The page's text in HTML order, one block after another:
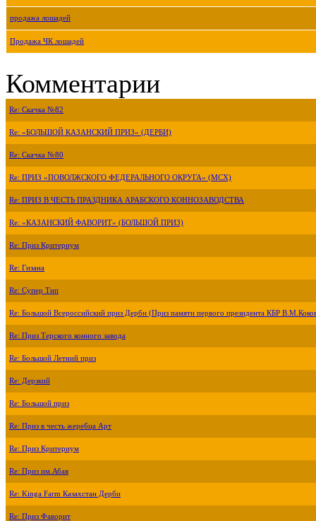
продажа лошадей
Продажа ЧК лошадей
Комментарии
Re: Скачка №82
Re: «БОЛЬШОЙ КАЗАНСКИЙ ПРИЗ» (ДЕРБИ)
Re: Скачка №80
Re: ПРИЗ «ПОВОЛЖСКОГО ФЕДЕРАЛЬНОГО ОКРУГА» (МСХ)
Re: ПРИЗ В ЧЕСТЬ ПРАЗДНИКА АРАБСКОГО КОННОЗАВОДСТВА
Re: «КАЗАНСКИЙ ФАВОРИТ» (БОЛЬШОЙ ПРИЗ)
Re: Приз Критериум
Re: Гизана
Re: Супер Тип
Re: Большой Всероссийский приз Дерби (Приз памяти первого президента КБР
Re: Приз Терского конного завода
Re: Большой Летний приз
Re: Дерзкий
Re: Большой приз
Re: Приз в честь жеребца Арт
Re: Приз Критериум
Re: Приз им.Абая
Re: Kinga Farm Казахстан Дерби
Re: Приз Фаворит